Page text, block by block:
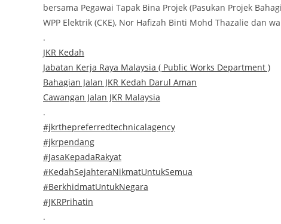
bersama Pegawai Tapak Bina Projek (Pasukan Projek
WPP Elektrik (CKE), Nor Hafizah Binti Mohd Thazalie dan
.
JKR Kedah
Jabatan Kerja Raya Malaysia ( Public Works Department )
Bahagian Jalan JKR Kedah Darul Aman
Cawangan Jalan JKR Malaysia
.
#jkrthepreferredtechnicalagency
#jkrpendang
#JasaKepadaRakyat
#KedahSejahteraNikmatUntukSemua
#BerkhidmatUntukNegara
#JKRPrihatin
.